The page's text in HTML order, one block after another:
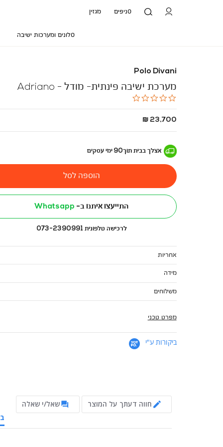
סניפים מגזין
סלונים ומערכות ישיבה
Polo Divani
מערכת ישיבה פינתית- מודל - Adriano
23,700 ₪
אצלך בבית תוך90 ימי עסקים
הוספה לסל
התייעצו איתנו ב- Whatsapp
לרכישה טלפונית 073-2390991
אחריות
מידה
משלוחים
מפרט טכני
ביקורות ע"י
חווה דעתך על המוצר
שאל/י שאלה